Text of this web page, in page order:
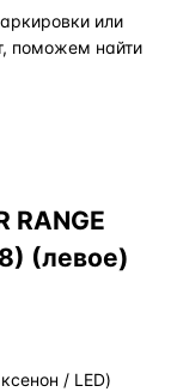
или
поможем найти
RANGE
(левое)
/ LED)